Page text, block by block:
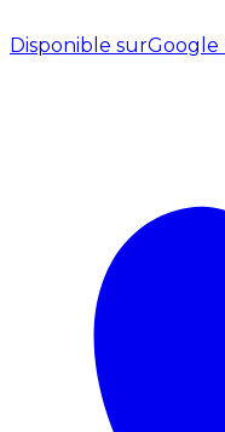
Disponible surGoogle